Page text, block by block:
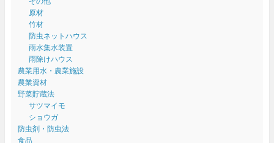
原材
竹材
防虫ネットハウス
雨水集水装置
雨除けハウス
農業用水・農業施設
農業資材
野菜貯蔵法
サツマイモ
ショウガ
防虫剤・防虫法
食品